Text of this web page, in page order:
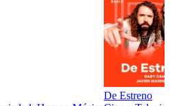
De Estreno